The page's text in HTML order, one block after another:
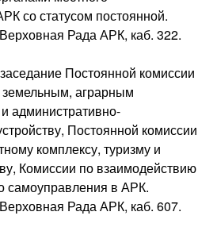
со статусом постоянной.
Рада АРК, каб. 322.
Постоянной комиссии
аграрным
административно-
Постоянной комиссии
комплексу, туризму и
Комиссии по взаимодействию
самоуправления в АРК.
Рада АРК, каб. 607.